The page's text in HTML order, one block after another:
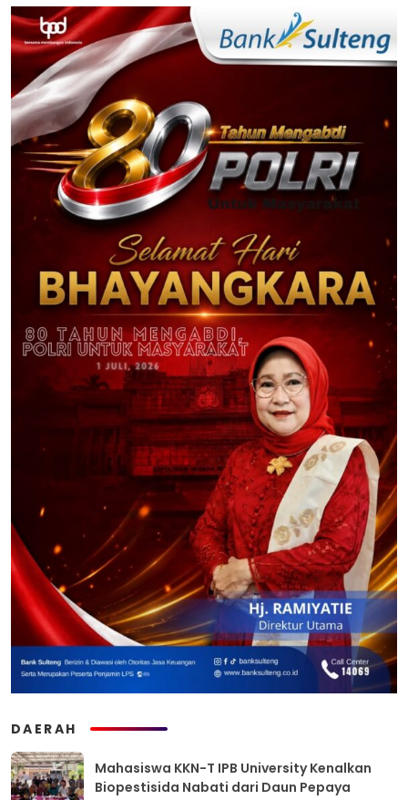
DAERAH
Mahasiswa KKN-T IPB University Kenalkan
Biopestisida Nabati dari Daun Pepaya